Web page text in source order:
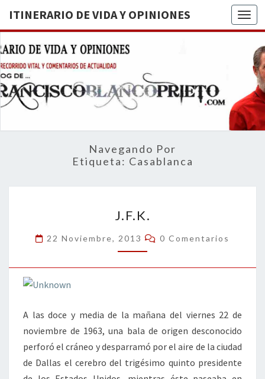
ITINERARIO DE VIDA Y OPINIONES
DE
BREVE
RECORRIDO
VITAL Y
ACTUALIDAD
Navegando Por
Etiqueta: Casablanca
J.F.K.
22 Noviembre, 2013 Comentarios
0 Comentarios
A las doce y media de la mañana del viernes 22 de
noviembre de 1963, una bala de origen desconocido
perforó el cráneo y desparramó por el aire de la ciudad
de Dallas el cerebro del trigésimo quinto presidente